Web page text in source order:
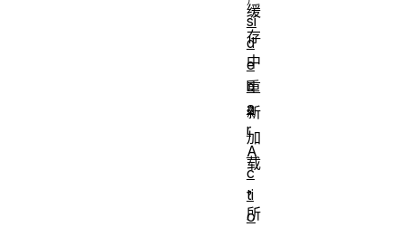
缓
存
中
重
新
加
载
，
所
si
d
e
b
a
r
A
c
ti
o